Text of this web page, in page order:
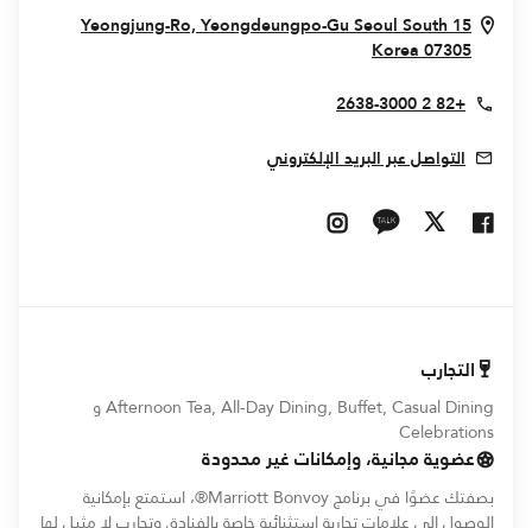
15 Yeongjung-Ro, Yeongdeungpo-Gu
SeoulSouth
Korea07305
Opens In New Window
+82 2 2638-3000
التواصل عبر البريد الإلكتروني
Opens In New Window
Opens In New Window
Opens In New Window
التجارب
Afternoon Tea, All-Day Dining, Buffet, Casual Dining و
Celebrations
عضوية مجانية، وإمكانات غير محدودة
بصفتك عضوًا في برنامج Marriott Bonvoy®، استمتع بإمكانية